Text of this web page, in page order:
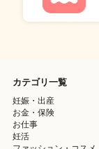
カテゴリ一覧
妊娠・出産
お金・保険
お仕事
妊活